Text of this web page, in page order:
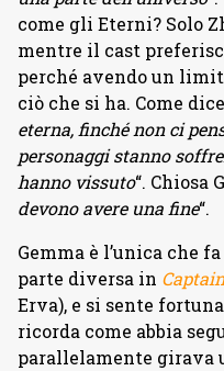
come gli Eterni? Solo
mentre il cast
perché avendo un
ciò che si ha. Come
eterna, finché non ci
personaggi stanno
hanno vissuto“. Chiosa
devono avere una fine“.
Gemma è l’unica che
parte diversa in
Erva), e si sente
ricorda come abbia
parallelamente girava